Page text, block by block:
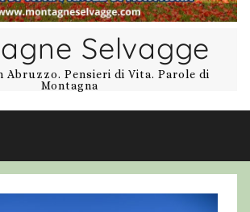
Selvagge
Abruzzo. Pensieri di Vita. Parole di
Montagna